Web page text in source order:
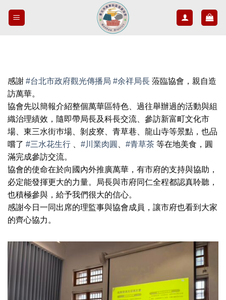
感謝 #台北市政府觀光傳播局 #余祥局長 蒞臨協會，親自造
訪萬華。
協會先以簡報介紹整個萬華區特色、過往舉辦過的活動與組
織治理績效，隨即帶局長及科長交流、參訪新富町文化市
場、東三水街巿場、剝皮寮、青草巷、龍山寺等景點，也品
嚐了 #三水花生行 #川業肉圓 #青草茶 等在地美食，圓
滿完成參訪交流。
協會的使命在於向國內外推廣萬華，有市府的支持與協助，
必定能發揮更大的力量。局長與市府同仁全程都認真聆聽，
也積極參與，給予我們很大的信心。
感謝今日一同出席的理監事與協會成員，讓市府也看到大家
的齊心協力。